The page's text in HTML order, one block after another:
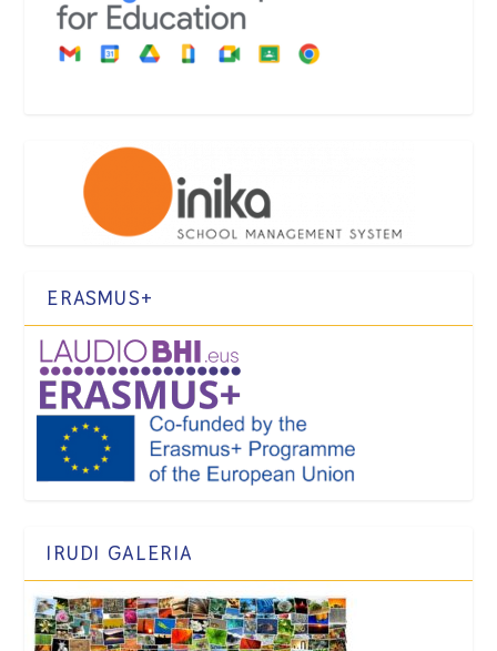
ERASMUS+
IRUDI GALERIA